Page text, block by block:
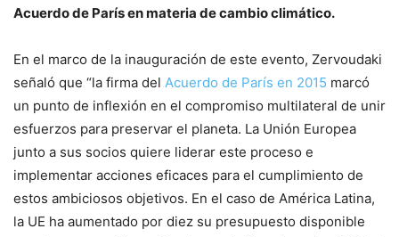
Acuerdo de París en materia de cambio climático.
En el marco de la inauguración de este evento, Zervoudaki
señaló que “la firma del Acuerdo de París en 2015 marcó
un punto de inflexión en el compromiso multilateral de unir
esfuerzos para preservar el planeta. La Unión Europea
junto a sus socios quiere liderar este proceso e
implementar acciones eficaces para el cumplimiento de
estos ambiciosos objetivos. En el caso de América Latina,
la UE ha aumentado por diez su presupuesto disponible